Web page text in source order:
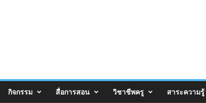
กิจกรรม สื่อการสอน วิชาชีพครู สาระความรู้